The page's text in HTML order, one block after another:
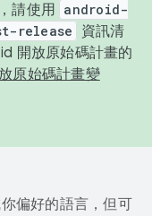
請使用 android-
release
資訊清
開放原始碼計畫的
原始碼計畫變
偏好的語言，但可